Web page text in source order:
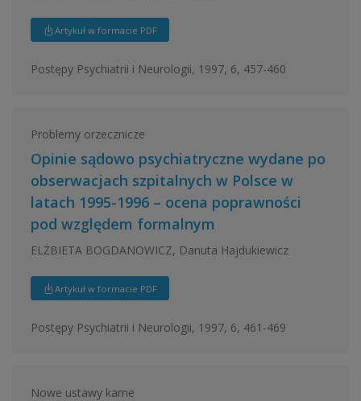
Artykuł w formacie PDF
Postępy Psychiatrii i Neurologii, 1997, 6, 457-460
Problemy orzecznicze
Opinie sądowo psychiatryczne wydane po
obserwacjach szpitalnych w Polsce w
latach 1995-1996 – ocena poprawności
pod względem formalnym
ELŻBIETA BOGDANOWICZ, Danuta Hajdukiewicz
Artykuł w formacie PDF
Postępy Psychiatrii i Neurologii, 1997, 6, 461-469
Nowe ustawy karne